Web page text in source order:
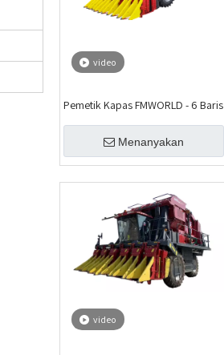
video
Pemetik Kapas FMWORLD - 6 Baris
Menanyakan
video